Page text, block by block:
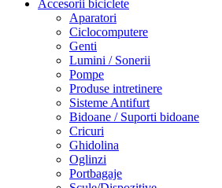
Accesorii biciclete
Aparatori
Ciclocomputere
Genti
Lumini / Sonerii
Pompe
Produse intretinere
Sisteme Antifurt
Bidoane / Suporti bidoane
Cricuri
Ghidolina
Oglinzi
Portbagaje